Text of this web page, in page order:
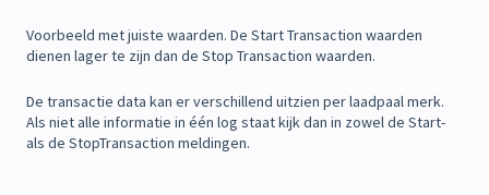
Voorbeeld met juiste waarden. De Start Transaction waarden
dienen lager te zijn dan de Stop Transaction waarden.
De transactie data kan er verschillend uitzien per laadpaal merk.
Als niet alle informatie in één log staat kijk dan in zowel de Start-
als de StopTransaction meldingen.